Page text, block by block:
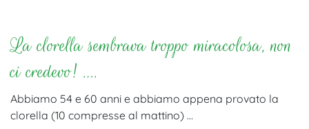
La clorella sembrava troppo miracolosa, non
ci credevo! ….
Abbiamo 54 e 60 anni e abbiamo appena provato la
clorella (10 compresse al mattino) …